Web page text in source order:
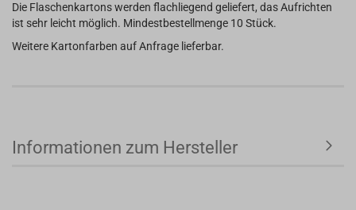
Die Flaschenkartons werden flachliegend geliefert, das Aufrichten
ist sehr leicht möglich. Mindestbestellmenge 10 Stück.
Weitere Kartonfarben auf Anfrage lieferbar.
Informationen zum Hersteller